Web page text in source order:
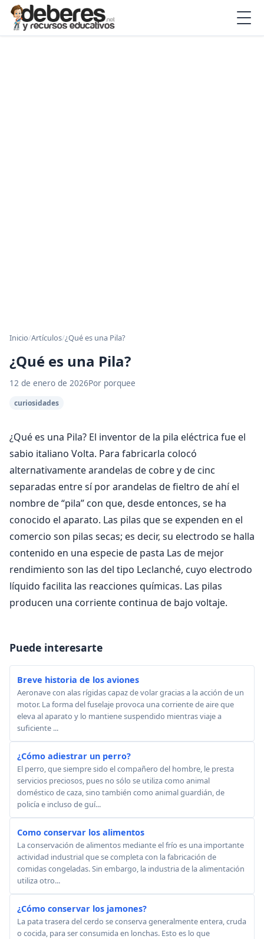
Inicio/Artículos/¿Qué es una Pila?
¿Qué es una Pila?
12 de enero de 2026Por porquee
curiosidades
¿Qué es una Pila? El inventor de la pila eléctrica fue el
sabio italiano Volta. Para fabricarla colocó
alternativamente arandelas de cobre y de cinc
separadas entre sí por arandelas de fieltro de ahí el
nombre de “pila” con que, desde entonces, se ha
conocido el aparato. Las pilas que se expenden en el
comercio son pilas secas; es decir, su electrodo se halla
contenido en una especie de pasta Las de mejor
rendimiento son las del tipo Leclanché, cuyo electrodo
líquido facilita las reacciones químicas. Las pilas
producen una corriente continua de bajo voltaje.
Puede interesarte
Breve historia de los aviones
Aeronave con alas rígidas capaz de volar gracias a la acción de un
motor. La forma del fuselaje provoca una corriente de aire que
eleva al aparato y lo mantiene suspendido mientras viaje a
suficiente ...
¿Cómo adiestrar un perro?
El perro, que siempre sido el compañero del hombre, le presta
servicios preciosos, pues no sólo se utiliza como animal
doméstico de caza, sino también como animal guardián, de
policía e incluso de guí...
Como conservar los alimentos
La conservación de alimentos mediante el frío es una importante
actividad industrial que se completa con la fabricación de
comidas congeladas. Sin embargo, la industria de la alimentación
utiliza otro...
¿Cómo conservar los jamones?
La pata trasera del cerdo se conserva generalmente entera, cruda
o cocida, para ser consumida en lonchas. Esto es lo que